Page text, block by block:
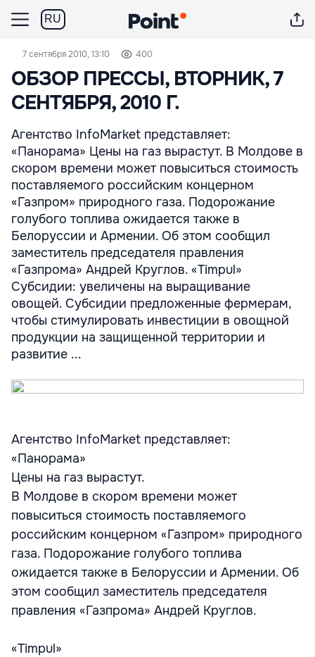
RU
7 сентября 2010, 13:10 400
ОБЗОР ПРЕССЫ, ВТОРНИК, 7
СЕНТЯБРЯ, 2010 Г.
Агентство InfoMarket представляет:
«Панорама» Цены на газ вырастут. В Молдове в
скором времени может повыситься стоимость
поставляемого российским концерном
«Газпром» природного газа. Подорожание
голубого топлива ожидается также в
Белоруссии и Армении. Об этом сообщил
заместитель председателя правления
«Газпрома» Андрей Круглов. «Timpul»
Субсидии: увеличены на выращивание
овощей. Субсидии предложенные фермерам,
чтобы стимулировать инвестиции в овощной
продукции на защищенной территории и
развитие ...
Агентство InfoMarket представляет:
«Панорама»
Цены на газ вырастут.
В Молдове в скором времени может
повыситься стоимость поставляемого
российским концерном «Газпром» природного
газа. Подорожание голубого топлива
ожидается также в Белоруссии и Армении. Об
этом сообщил заместитель председателя
правления «Газпрома» Андрей Круглов.
«Timpul»